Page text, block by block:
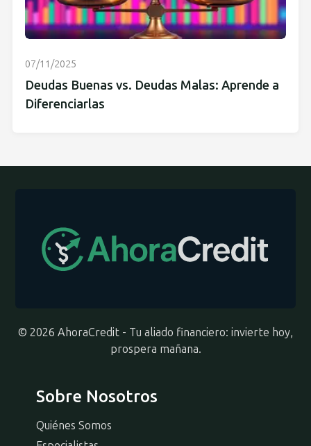
07/11/2025
Deudas Buenas vs. Deudas Malas: Aprende a
Diferenciarlas
© 2026 AhoraCredit - Tu aliado financiero: invierte hoy,
prospera mañana.
Sobre Nosotros
Quiénes Somos